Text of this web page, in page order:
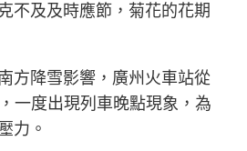
不及及時應節，菊花的花期
方降雪影響，廣州火車站從
一度出現列車晚點現象，為
力。